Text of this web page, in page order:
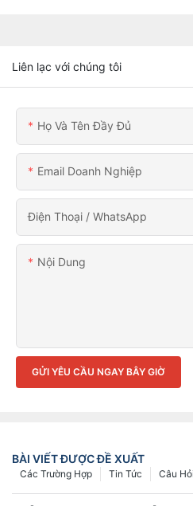
Liên lạc với chúng tôi
Họ Và Tên Đầy Đủ
Email Doanh Nghiệp
Điện Thoại / WhatsApp
Nội Dung
GỬI YÊU CẦU NGAY BÂY GIỜ
BÀI VIẾT ĐƯỢC ĐỀ XUẤT
Câu
Tin Tức
Các Trường Hợp